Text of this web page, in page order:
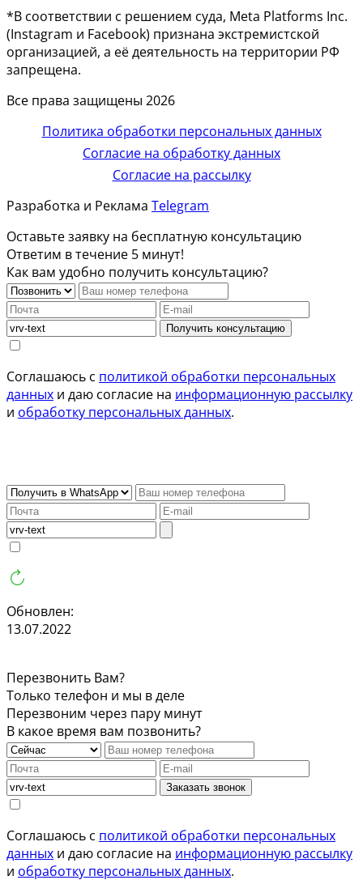
*В соответствии с решением суда, Meta Platforms Inc.
(Instagram и Facebook) признана экстремистской
организацией, а её деятельность на территории РФ
запрещена.
Все права защищены 2026
Политика обработки персональных данных
Согласие на обработку данных
Согласие на рассылку
Разработка и Реклама Telegram
Оставьте заявку на бесплатную консультацию
Ответим в течение 5 минут!
Как вам удобно получить консультацию?
Получить консультацию
Соглашаюсь с политикой обработки персональных
данных и даю согласие на информационную рассылку
и обработку персональных данных.
Обновлен:
13.07.2022
Перезвонить Вам?
Только телефон и мы в деле
Перезвоним через пару минут
В какое время вам позвонить?
Заказать звонок
Соглашаюсь с политикой обработки персональных
данных и даю согласие на информационную рассылку
и обработку персональных данных.